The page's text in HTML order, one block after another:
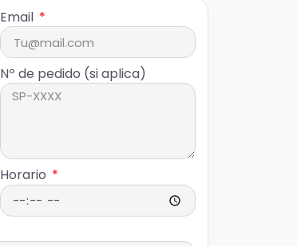
Email
Nº de pedido (si aplica)
Horario